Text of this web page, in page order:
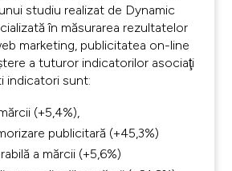
studiu realizat de Dynamic
în măsurarea rezultatelor
marketing, publicitatea on-line
a tuturor indicatorilor asociaţi
indicatori sunt:
(+5,4%),
publicitară (+45,3%)
a mărcii (+5,6%)